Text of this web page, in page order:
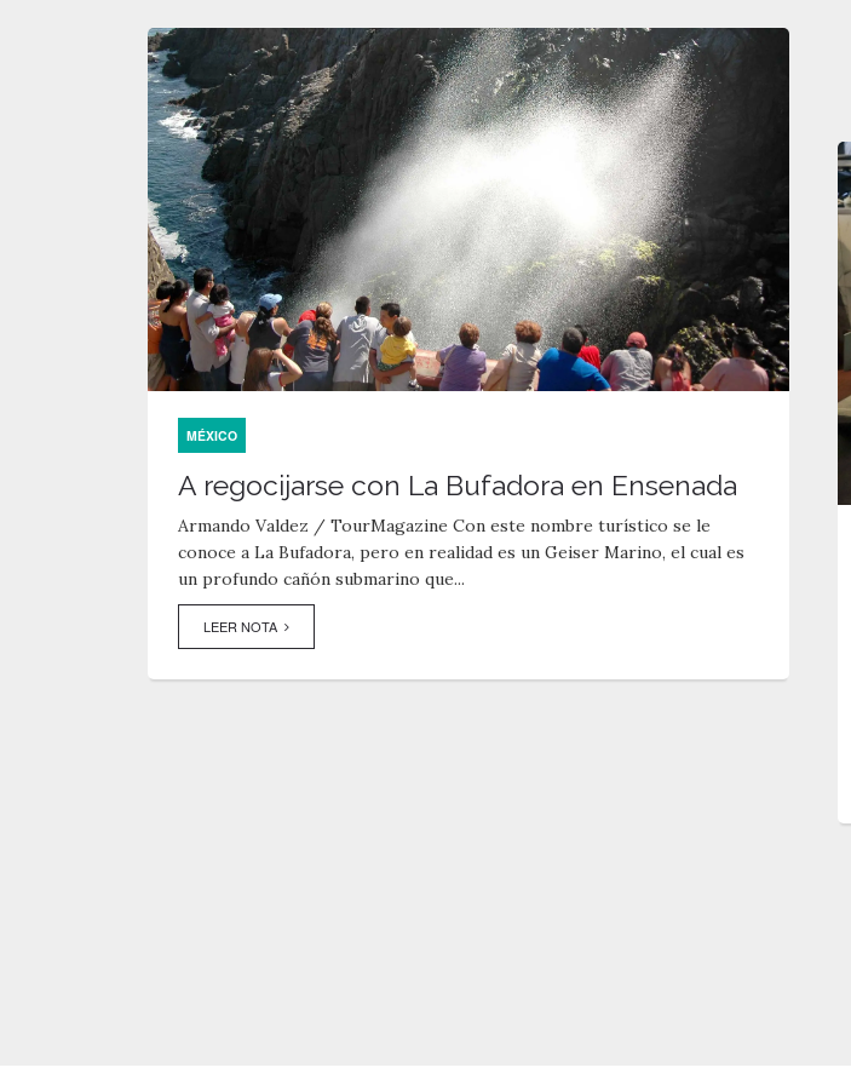
MÉXICO
A regocijarse con La Bufadora en Ensenada
Armando Valdez / TourMagazine Con este nombre turístico se le
conoce a La Bufadora, pero en realidad es un Geiser Marino, el cual es
un profundo cañón submarino que...
LEER NOTA